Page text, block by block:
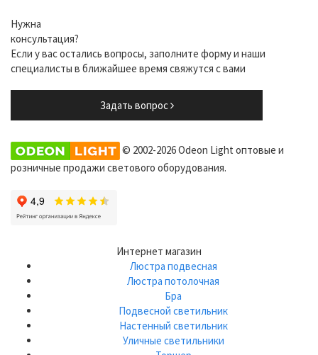
Нужна
консультация?
Если у вас остались вопросы, заполните форму и наши
специалисты в ближайшее время свяжутся с вами
Задать вопрос
© 2002-2026 Odeon Light оптовые и
розничные продажи светового оборудования.
Интернет магазин
Люстра подвесная
Люстра потолочная
Бра
Подвесной светильник
Настенный светильник
Уличные светильники